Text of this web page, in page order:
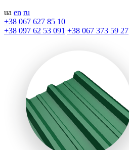
ua en ru
+38 067 627 85 10
+38 097 62 53 091 +38 067 373 59 27